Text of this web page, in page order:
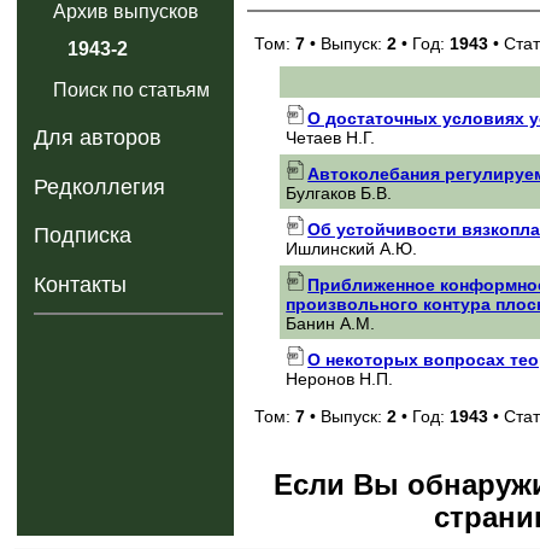
Архив выпусков
1943-2
Поиск по статьям
Для авторов
Редколлегия
Подписка
Контакты
Том:7 • Выпуск:2 • Год: 1943 •
О достаточных условиях
Четаев Н.Г.
Автоколебания
Булгаков Б.В.
Об устойчивости
Ишлинский А.Ю.
Приближенное
произвольного контура
Банин А.М.
О некоторых вопросах
Неронов Н.П.
Том:7 • Выпуск:2 • Год: 1943 •
Если Вы